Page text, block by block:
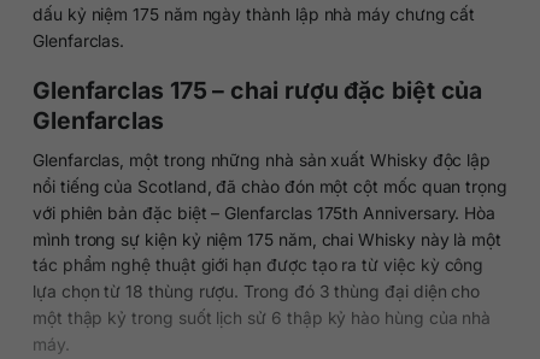
dấu kỷ niệm 175 năm ngày thành lập nhà máy chưng cất
Glenfarclas.
Glenfarclas 175 – chai rượu đặc biệt của
Glenfarclas
Glenfarclas, một trong những nhà sản xuất Whisky độc lập
nổi tiếng của Scotland, đã chào đón một cột mốc quan trọng
với phiên bản đặc biệt – Glenfarclas 175th Anniversary. Hòa
mình trong sự kiện kỷ niệm 175 năm, chai Whisky này là một
tác phẩm nghệ thuật giới hạn được tạo ra từ việc kỳ công
lựa chọn từ 18 thùng rượu. Trong đó 3 thùng đại diện cho
một thập kỷ trong suốt lịch sử 6 thập kỷ hào hùng của nhà
máy.